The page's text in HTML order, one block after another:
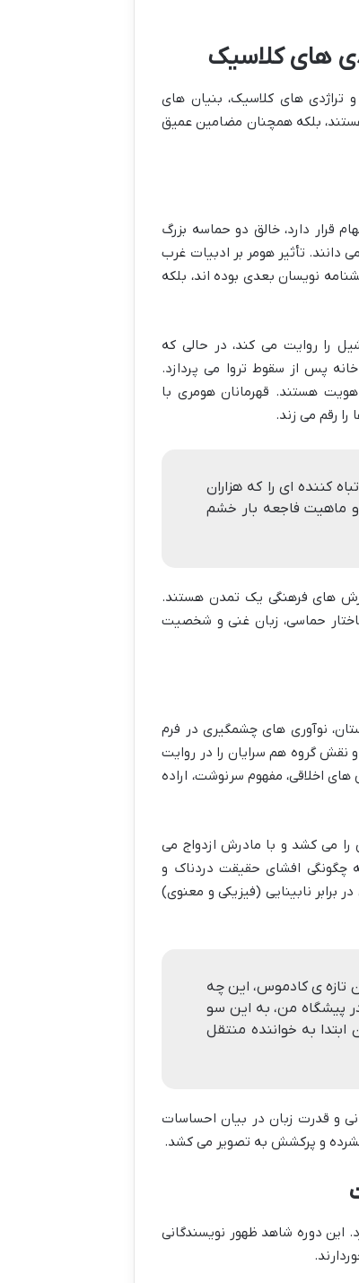
های کلاسیک
تراژدی های کلاسیک، بنیان های
هستند، بلکه همچنان مضامین عمیق
قرار دارد، خالق دو حماسه بزرگ
دانند. تأثیر هومر بر ادبیات غرب
نویسان بعدی بوده اند، بلکه
را روایت می کند، در حالی که
بازگشت به خانه پس از سقوط تروا می پردازد.
هستند. قهرمانان هومری با
رقم می زند.
کننده ای را که هزاران
و ماهیت فاجعه بار خشم
های فرهنگی یک تمدن هستند.
حماسی، زبان غنی و شخصیت
باستان، نوآوری های چشمگیری در فرم
و نقش گروه هم سرایان را در روایت
اخلاقی، مفهوم سرنوشت، اراده
را می کشد و با مادرش ازدواج می
چگونگی افشای حقیقت دردناک و
برابر نابینایی (فیزیکی و معنوی)
تازه ی کادموس، این چه
پیشگاه من، به این سو
به خواننده منتقل
و قدرت زبان در بیان احساسات
و پرکشش به تصویر می کشد.
این دوره شاهد ظهور نویسندگانی